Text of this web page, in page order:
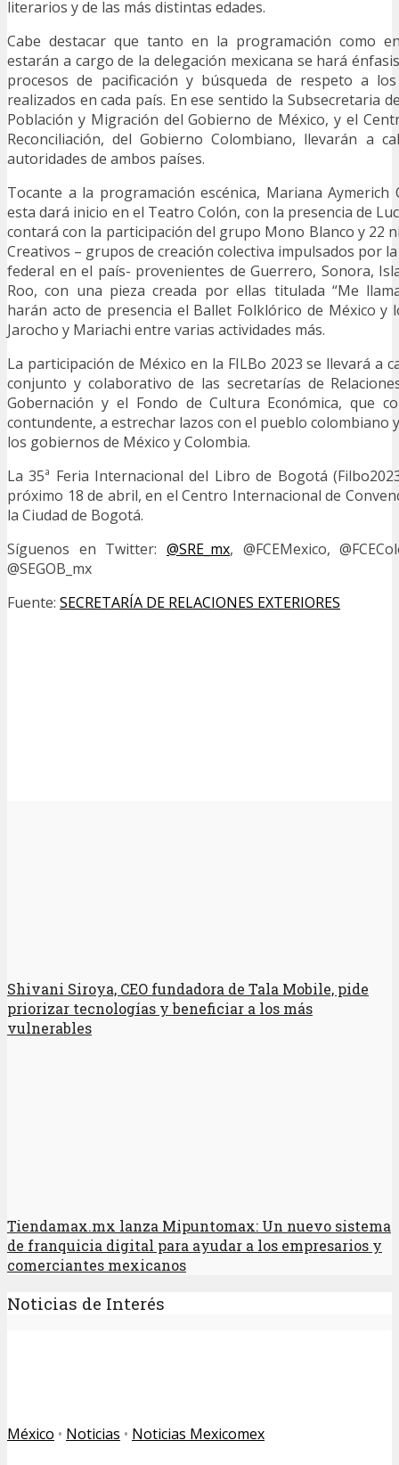
literarios y de las más distintas edades.
Cabe destacar que tanto en la programación como
estarán a cargo de la delegación mexicana se hará
procesos de pacificación y búsqueda de respeto a
realizados en cada país. En ese sentido la Subsecretaria
Población y Migración del Gobierno de México, y el
Reconciliación, del Gobierno Colombiano, llevarán a
autoridades de ambos países.
Tocante a la programación escénica, Mariana Aymerich
esta dará inicio en el Teatro Colón, con la presencia de
contará con la participación del grupo Mono Blanco y 22
Creativos – grupos de creación colectiva impulsados por
federal en el país- provenientes de Guerrero, Sonora,
Roo, con una pieza creada por ellas titulada “Me
harán acto de presencia el Ballet Folklórico de México y
Jarocho y Mariachi entre varias actividades más.
La participación de México en la FILBo 2023 se llevará a
conjunto y colaborativo de las secretarías de
Gobernación y el Fondo de Cultura Económica, que
contundente, a estrechar lazos con el pueblo colombiano
los gobiernos de México y Colombia.
La 35ª Feria Internacional del Libro de Bogotá
próximo 18 de abril, en el Centro Internacional de
la Ciudad de Bogotá.
Síguenos en Twitter: @SRE_mx, @FCEMexico,
@SEGOB_mx
Fuente: SECRETARÍA DE RELACIONES EXTERIORES
Shivani Siroya, CEO fundadora de Tala Mobile, pide
priorizar tecnologías y beneficiar a los más
vulnerables
Tiendamax.mx lanza Mipuntomax: Un nuevo sistema
de franquicia digital para ayudar a los empresarios y
comerciantes mexicanos
Noticias de Interés
México • Noticias • Noticias Mexicomex